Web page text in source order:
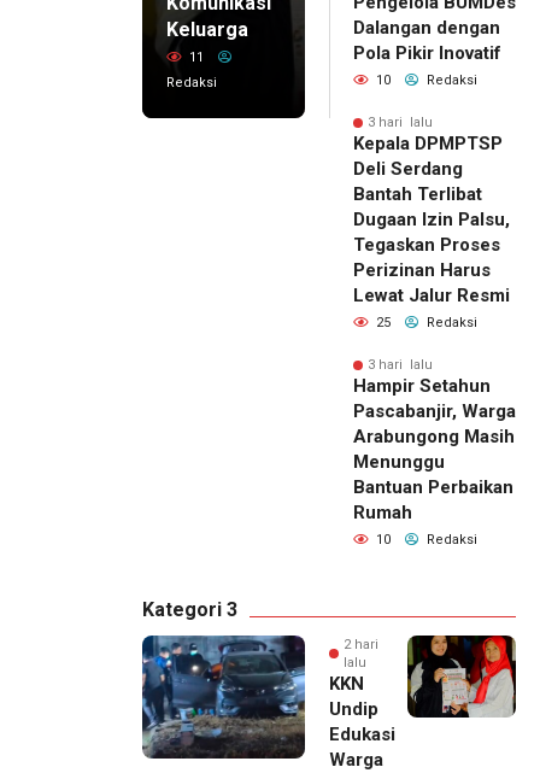
Keluarga
11
Redaksi
Dalangan dengan
Pola Pikir Inovatif
10 Redaksi
3 hari lalu
Kepala DPMPTSP
Deli Serdang
Bantah Terlibat
Dugaan Izin Palsu,
Tegaskan Proses
Perizinan Harus
Lewat Jalur Resmi
25 Redaksi
3 hari lalu
Hampir Setahun
Pascabanjir, Warga
Arabungong Masih
Menunggu
Bantuan Perbaikan
Rumah
10 Redaksi
Kategori 3
2 hari
lalu
KKN
Undip
Edukasi
Warga